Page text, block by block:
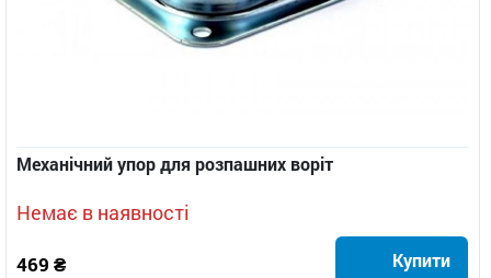
Механічний упор для розпашних воріт
Немає в наявності
469 ₴ Купити